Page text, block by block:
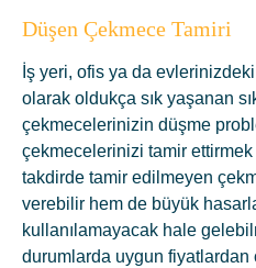
Düşen Çekmece Tamiri
İş yeri, ofis ya da
olarak oldukça sık yaşanan
çekmecelerinizin düşme
çekmecelerinizi tamir
takdirde tamir edilmeyen
verebilir hem de büyük
kullanılamayacak hale
durumlarda uygun fiyatlardan